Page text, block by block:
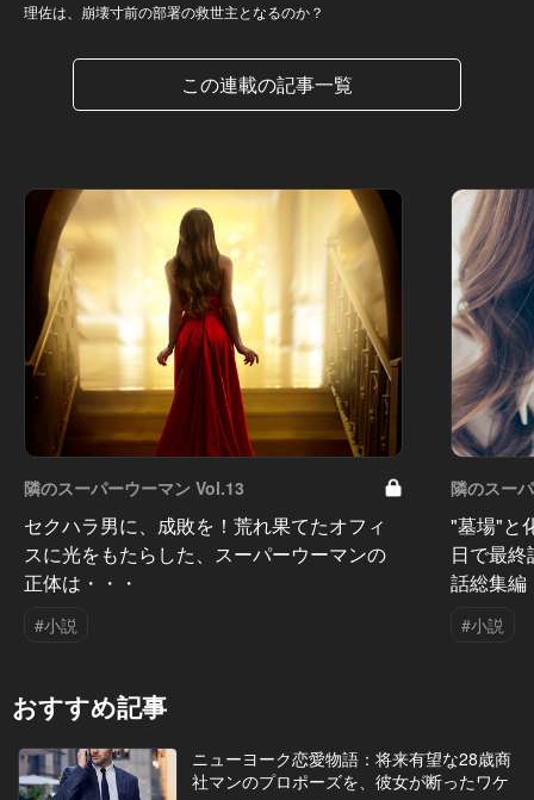
理佐は、崩壊寸前の部署の救世主となるのか？
この連載の記事一覧
隣のスーパーウーマン Vol.13
セクハラ男に、成敗を！荒れ果てたオフィ
スに光をもたらした、スーパーウーマンの
正体は・・・
#小説
隣のスー
"墓場"と
日で最
話総集編
#小説
おすすめ記事
ニューヨーク恋愛物語：将来有望な28歳商
社マンのプロポーズを、彼女が断ったワケ